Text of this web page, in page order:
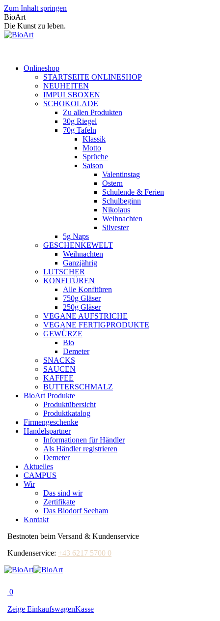
Zum Inhalt springen
BioArt
Die Kunst zu leben.
Onlineshop
STARTSEITE ONLINESHOP
NEUHEITEN
IMPULSBOXEN
SCHOKOLADE
Zu allen Produkten
30g Riegel
70g Tafeln
Klassik
Motto
Sprüche
Saison
Valentinstag
Ostern
Schulende & Ferien
Schulbeginn
Nikolaus
Weihnachten
Silvester
5g Naps
GESCHENKEWELT
Weihnachten
Ganzjährig
LUTSCHER
KONFITÜREN
Alle Konfitüren
750g Gläser
250g Gläser
VEGANE AUFSTRICHE
VEGANE FERTIGPRODUKTE
GEWÜRZE
Bio
Demeter
SNACKS
SAUCEN
KAFFEE
BUTTERSCHMALZ
BioArt Produkte
Produktübersicht
Produktkatalog
Firmengeschenke
Handelspartner
Informationen für Händler
Als Händler registrieren
Demeter
Aktuelles
CAMPUS
Wir
Das sind wir
Zertifikate
Das Biodorf Seeham
Kontakt
Bestnoten beim Versand & Kundenservice
Kundenservice: +43 6217 5700 0
0
Zeige EinkaufswagenKasse